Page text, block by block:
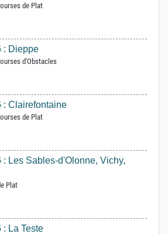
de Plat
: Dieppe
d'Obstacles
: Clairefontaine
de Plat
: Les Sables-d'Olonne, Vichy,
Plat
: La Teste